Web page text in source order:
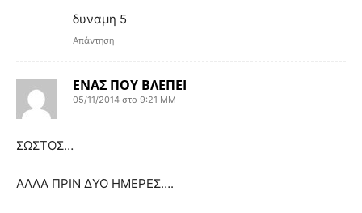
δυναμη 5
Απάντηση
ΕΝΑΣ ΠΟΥ ΒΛΕΠΕΙ
05/11/2014 στο 9:21 ΜΜ
ΣΩΣΤΟΣ…
ΑΛΛΑ ΠΡΙΝ ΔΥΟ ΗΜΕΡΕΣ….